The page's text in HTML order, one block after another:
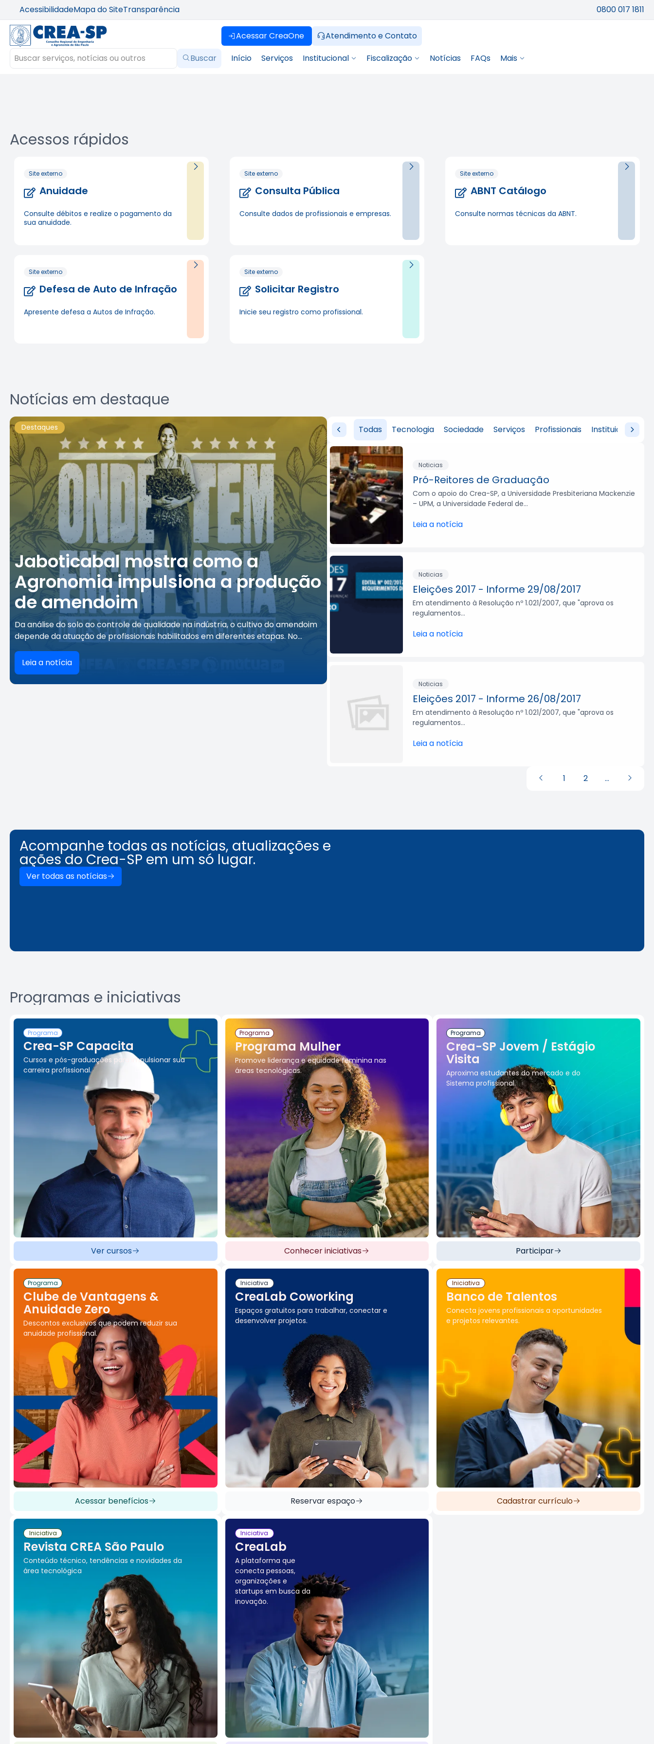
AcessibilidadeMapa do SiteTransparência 0800 017 1811
Acessar CreaOne
Atendimento e Contato
Buscar
Início Serviços Institucional Fiscalização Notícias FAQs Mais
Acessos rápidos
Site externo
Anuidade
Consulte débitos e realize o pagamento da
sua anuidade.
Site externo
Consulta Pública
Consulte dados de profissionais e empresas.
Site externo
ABNT Catálogo
Consulte normas técnicas da ABNT.
Site externo
Defesa de Auto de Infração
Apresente defesa a Autos de Infração.
Site externo
Solicitar Registro
Inicie seu registro como profissional.
Notícias em destaque
Destaques
Jaboticabal mostra como a
Agronomia impulsiona a produção
de amendoim
Da análise do solo ao controle de qualidade na indústria, o cultivo do amendoim
depende da atuação de profissionais habilitados em diferentes etapas. No...
Leia a notícia
Destaques
Agenda do Crea-SP Capacita de
agosto destaca segurança e
inovação
A qualificação contínua é um dos principais diferenciais para acompanhar as
Todas Tecnologia Sociedade Serviços Profissionais Instituição de
Noticias
Pró-Reitores de Graduação
Com o apoio do Crea-SP, a Universidade Presbiteriana Mackenzie
– UPM, a Universidade Federal de...
Leia a notícia
Noticias
Eleições 2017 - Informe 29/08/2017
Em atendimento à Resolução nº 1.021/2007, que "aprova os
regulamentos...
Leia a notícia
Noticias
Eleições 2017 - Informe 26/08/2017
Em atendimento à Resolução nº 1.021/2007, que "aprova os
regulamentos...
Leia a notícia
1 2 …
Acompanhe todas as notícias, atualizações e
ações do Crea-SP em um só lugar.
Ver todas as notícias
Programas e iniciativas
Programa
Crea-SP Capacita
Cursos e pós-graduações para impulsionar sua
carreira profissional.
Ver cursos
Programa
Programa Mulher
Promove liderança e equidade feminina nas
áreas tecnológicas.
Conhecer iniciativas
Programa
Crea-SP Jovem / Estágio
Visita
Aproxima estudantes do mercado e do
Sistema profissional.
Participar
Programa
Clube de Vantagens &
Anuidade Zero
Descontos exclusivos que podem reduzir sua
anuidade profissional.
Acessar benefícios
Iniciativa
CreaLab Coworking
Espaços gratuitos para trabalhar, conectar e
desenvolver projetos.
Reservar espaço
Iniciativa
Banco de Talentos
Conecta jovens profissionais a oportunidades
e projetos relevantes.
Cadastrar currículo
Iniciativa
Revista CREA São Paulo
Conteúdo técnico, tendências e novidades da
área tecnológica
Iniciativa
CreaLab
A plataforma que
conecta pessoas,
organizações e
startups em busca da
inovação.